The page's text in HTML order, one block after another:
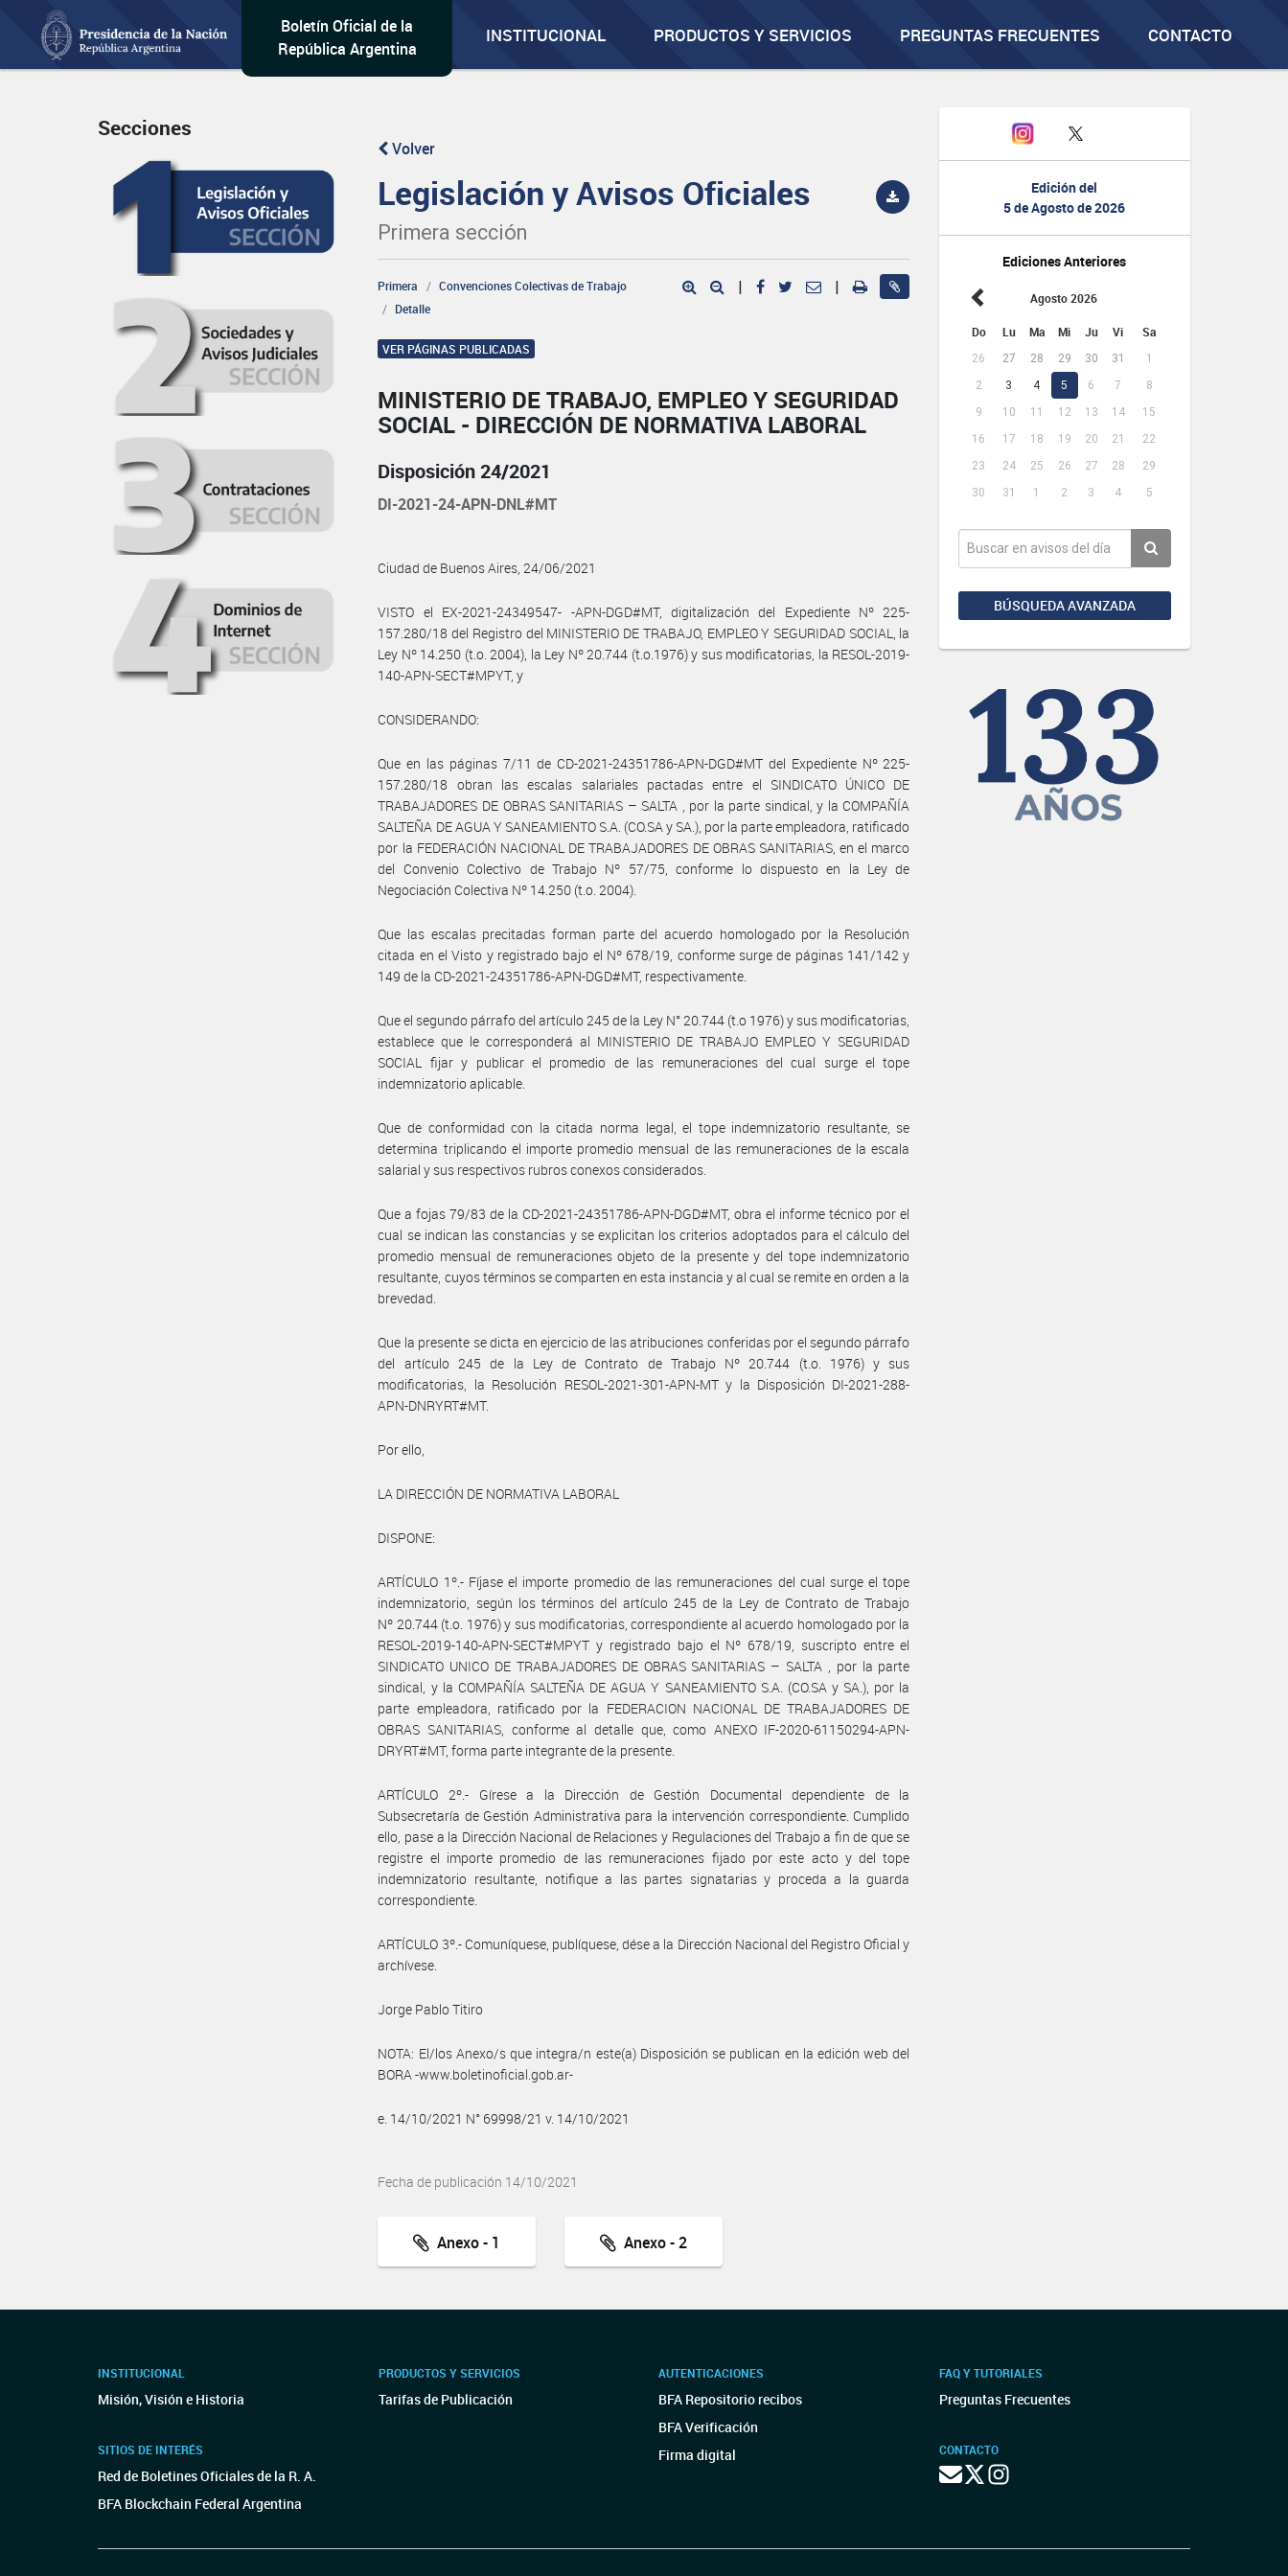
Boletín Oficial de la
República Argentina
INSTITUCIONAL PRODUCTOS Y SERVICIOS PREGUNTAS FRECUENTES CONTACTO
Edición del
5 de Agosto de 2026
Ediciones Anteriores
Agosto 2026
Do Lu Ma Mi Ju Vi Sa
26 27 28 29 30 31
1
2
3 4 5 6 7
8
9
10 11 12 13 14
15
16
17 18 19 20 21
22
23
24 25 26 27 28
29
30
31 1 2 3 4 5
BÚSQUEDA AVANZADA
Secciones
Volver
Legislación y Avisos Oficiales
Primera sección
Primera
Convenciones Colectivas de Trabajo
Detalle
| |
VER PÁGINAS PUBLICADAS
MINISTERIO DE TRABAJO, EMPLEO Y SEGURIDAD
SOCIAL - DIRECCIÓN DE NORMATIVA LABORAL
Disposición 24/2021
DI-2021-24-APN-DNL#MT
Ciudad de Buenos Aires, 24/06/2021
VISTO el EX-2021-24349547- -APN-DGD#MT, digitalización del Expediente Nº 225-
157.280/18 del Registro del MINISTERIO DE TRABAJO, EMPLEO Y SEGURIDAD SOCIAL, la
Ley Nº 14.250 (t.o. 2004), la Ley Nº 20.744 (t.o.1976) y sus modificatorias, la RESOL-2019-
140-APN-SECT#MPYT, y
CONSIDERANDO:
Que en las páginas 7/11 de CD-2021-24351786-APN-DGD#MT del Expediente Nº 225-
157.280/18 obran las escalas salariales pactadas entre el SINDICATO ÚNICO DE
TRABAJADORES DE OBRAS SANITARIAS – SALTA , por la parte sindical, y la COMPAÑÍA
SALTEÑA DE AGUA Y SANEAMIENTO S.A. (CO.SA y SA.), por la parte empleadora, ratificado
por la FEDERACIÓN NACIONAL DE TRABAJADORES DE OBRAS SANITARIAS, en el marco
del Convenio Colectivo de Trabajo Nº 57/75, conforme lo dispuesto en la Ley de
Negociación Colectiva Nº 14.250 (t.o. 2004).
Que las escalas precitadas forman parte del acuerdo homologado por la Resolución
citada en el Visto y registrado bajo el Nº 678/19, conforme surge de páginas 141/142 y
149 de la CD-2021-24351786-APN-DGD#MT, respectivamente.
Que el segundo párrafo del artículo 245 de la Ley N° 20.744 (t.o 1976) y sus modificatorias,
establece que le corresponderá al MINISTERIO DE TRABAJO EMPLEO Y SEGURIDAD
SOCIAL fijar y publicar el promedio de las remuneraciones del cual surge el tope
indemnizatorio aplicable.
Que de conformidad con la citada norma legal, el tope indemnizatorio resultante, se
determina triplicando el importe promedio mensual de las remuneraciones de la escala
salarial y sus respectivos rubros conexos considerados.
Que a fojas 79/83 de la CD-2021-24351786-APN-DGD#MT, obra el informe técnico por el
cual se indican las constancias y se explicitan los criterios adoptados para el cálculo del
promedio mensual de remuneraciones objeto de la presente y del tope indemnizatorio
resultante, cuyos términos se comparten en esta instancia y al cual se remite en orden a la
brevedad.
Que la presente se dicta en ejercicio de las atribuciones conferidas por el segundo párrafo
del artículo 245 de la Ley de Contrato de Trabajo Nº 20.744 (t.o. 1976) y sus
modificatorias, la Resolución RESOL-2021-301-APN-MT y la Disposición DI-2021-288-
APN-DNRYRT#MT.
Por ello,
LA DIRECCIÓN DE NORMATIVA LABORAL
DISPONE:
ARTÍCULO 1º.- Fíjase el importe promedio de las remuneraciones del cual surge el tope
indemnizatorio, según los términos del artículo 245 de la Ley de Contrato de Trabajo
Nº 20.744 (t.o. 1976) y sus modificatorias, correspondiente al acuerdo homologado por la
RESOL-2019-140-APN-SECT#MPYT y registrado bajo el Nº 678/19, suscripto entre el
SINDICATO UNICO DE TRABAJADORES DE OBRAS SANITARIAS – SALTA , por la parte
sindical, y la COMPAÑÍA SALTEÑA DE AGUA Y SANEAMIENTO S.A. (CO.SA y SA.), por la
parte empleadora, ratificado por la FEDERACION NACIONAL DE TRABAJADORES DE
OBRAS SANITARIAS, conforme al detalle que, como ANEXO IF-2020-61150294-APN-
DRYRT#MT, forma parte integrante de la presente.
ARTÍCULO 2º.- Gírese a la Dirección de Gestión Documental dependiente de la
Subsecretaría de Gestión Administrativa para la intervención correspondiente. Cumplido
ello, pase a la Dirección Nacional de Relaciones y Regulaciones del Trabajo a fin de que se
registre el importe promedio de las remuneraciones fijado por este acto y del tope
indemnizatorio resultante, notifique a las partes signatarias y proceda a la guarda
correspondiente.
ARTÍCULO 3º.- Comuníquese, publíquese, dése a la Dirección Nacional del Registro Oficial y
archívese.
Jorge Pablo Titiro
NOTA: El/los Anexo/s que integra/n este(a) Disposición se publican en la edición web del
BORA -www.boletinoficial.gob.ar-
e. 14/10/2021 N° 69998/21 v. 14/10/2021
Fecha de publicación 14/10/2021
Anexo - 1 Anexo - 2
INSTITUCIONAL
Misión, Visión e Historia
SITIOS DE INTERÉS
Red de Boletines Oficiales de la R. A.
BFA Blockchain Federal Argentina
PRODUCTOS Y SERVICIOS
Tarifas de Publicación
AUTENTICACIONES
BFA Repositorio recibos
BFA Verificación
Firma digital
FAQ Y TUTORIALES
Preguntas Frecuentes
CONTACTO